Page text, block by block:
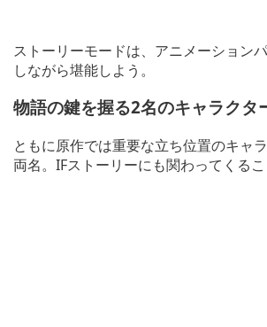
ストーリーモードは、アニメーション
しながら堪能しよう。
物語の鍵を握る2名のキャラクタ
ともに原作では重要な立ち位置のキャ
両名。IFストーリーにも関わってくる